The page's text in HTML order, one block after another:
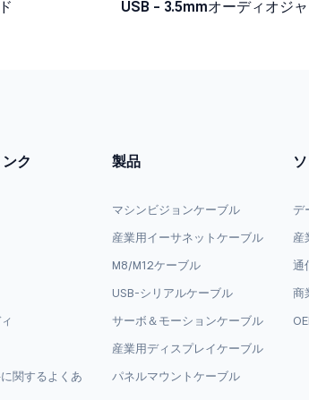
USB - 3.5mmオーディオジ
ク
関するよくあ
製品
マシンビジョンケーブル
産業用イーサネットケーブル
M8/M12ケーブル
USB-シリアルケーブル
サーボ＆モーションケーブル
産業用ディスプレイケーブル
パネルマウントケーブル
デ
産
通
商